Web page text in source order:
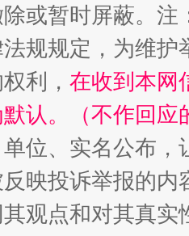
或暂时屏蔽。
规规定，为维
利， 在收到本网
认。（不作回应
位、实名公布
映投诉举报的
观点和对其真实